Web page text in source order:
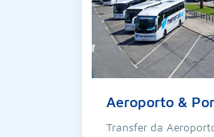
Aeroporto &
Transfer da